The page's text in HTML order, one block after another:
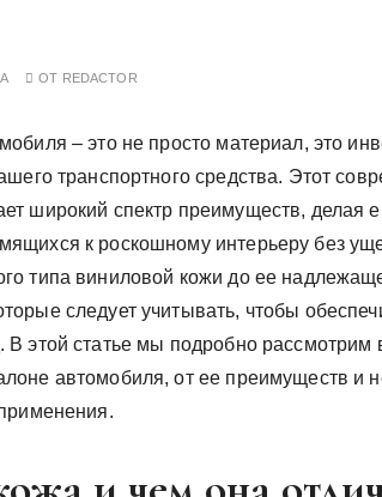
ОТ REDACTOR
– это не просто материал, это
транспортного средства. Этот
широкий спектр преимуществ, делая
к роскошному интерьеру без
типа виниловой кожи до ее
следует учитывать, чтобы
В этой статье мы подробно рассмотрим
автомобиля, от ее преимуществ и